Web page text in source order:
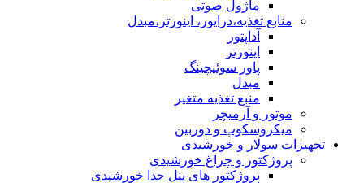
ماژول صوتی
منابع تغذیه،درایور، اینورتر،مبدل
آداپتور
اینورتر
پاور سوئیچینگ
مبدل
منبع تغذیه متغیر
موتور و آرمیچر
میکروسکوپ و دوربین
تجهیزات سولار و خورشیدی
پروژکتور و چراغ خورشیدی
پروژکتور های پنل جدا خورشیدی